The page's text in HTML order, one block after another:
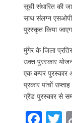
सूची संधारित की
साथ संलग्न एसओपी
पुरस्कृत किया
मुंगेर के जिला
उक्त पुरस्कार
एक बम्पर पुरस्कार
प्रकार पांचों
ग्रैंड पुरस्कार से
F T